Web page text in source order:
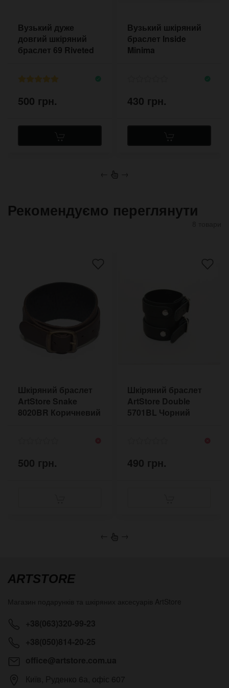
Вузький дуже
довгий шкіряний
браслет 69 Riveted
500 грн.
Вузький шкіряний
браслет Inside
Minima
430 грн.
← →
Рекомендуємо переглянути
Шкіряний браслет
ArtStore Snake
8020BR Коричневий
500 грн.
Шкіряний браслет
ArtStore Double
5701BL Чорний
490 грн.
← →
ARTSTORE